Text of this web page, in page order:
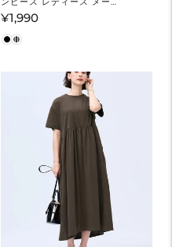
便不可【伊藤千晃様着用】
通
常
¥1,990